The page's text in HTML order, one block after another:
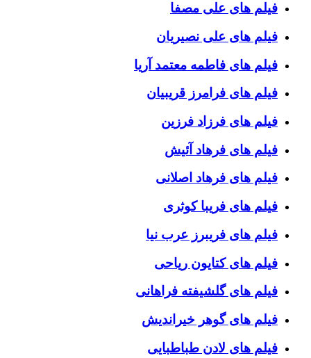
فیلم های علی مصفا
فیلم های علی نصیریان
فیلم های فاطمه معتمد آریا
فیلم های فرامرز قریبیان
فیلم های فرزاد فرزین
فیلم های فرهاد آئیش
فیلم های فرهاد اصلانی
فیلم های فریبا کوثری
فیلم های فریبرز عرب نیا
فیلم های کتایون ریاحی
فیلم های گلشیفته فراهانی
فیلم های گوهر خیراندیش
فیلم های لادن طباطبایی